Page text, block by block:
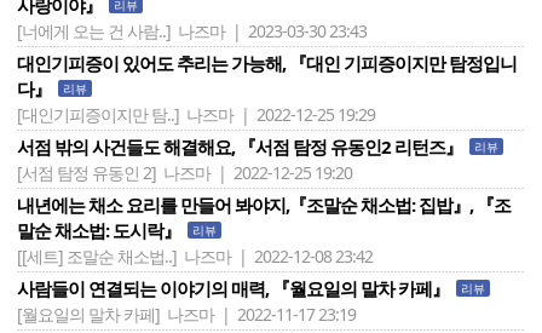
사랑이야』
리뷰
[너에게 오는 건 사람..] 나즈마 | 2023-03-30 23:43
대인기피증이 있어도 추리는 가능해, 『대인 기피증이지만 탐정입니
다』
리뷰
[대인기피증이지만 탐..] 나즈마 | 2022-12-25 19:29
서점 밖의 사건들도 해결해요, 『서점 탐정 유동인2 리턴즈』 리뷰
[서점 탐정 유동인 2] 나즈마 | 2022-12-25 19:20
내년에는 채소 요리를 만들어 봐야지,『조말순 채소법: 집밥』, 『조
말순 채소법: 도시락』
리뷰
[[세트] 조말순 채소법..] 나즈마 | 2022-12-08 23:42
사람들이 연결되는 이야기의 매력, 『월요일의 말차 카페』 리뷰
[월요일의 말차 카페] 나즈마 | 2022-11-17 23:19